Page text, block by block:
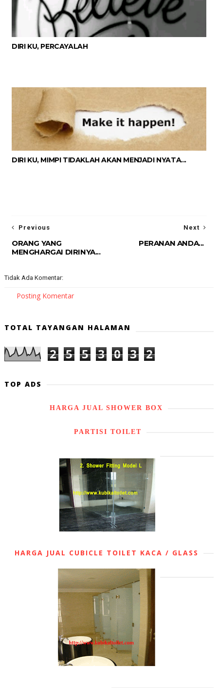
DIRI KU, PERCAYALAH
DIRI KU, MIMPI TIDAKLAH AKAN MENJADI NYATA...
Next
PERANAN ANDA...
Previous
ORANG YANG
MENGHARGAI DIRINYA...
Tidak Ada Komentar:
Posting Komentar
TOTAL TAYANGAN HALAMAN
2 5 5 3 0 3 2
TOP ADS
HARGA JUAL SHOWER BOX
PARTISI TOILET
HARGA JUAL CUBICLE TOILET KACA / GLASS